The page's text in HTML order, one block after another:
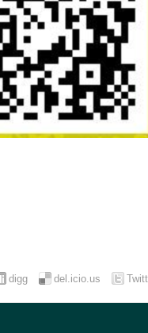
del.icio.us
digg